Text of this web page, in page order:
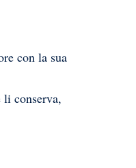
con la sua
conserva,